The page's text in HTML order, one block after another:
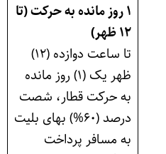
۱ روز مانده به حرکت (تا
۱۲ ظهر)
تا ساعت دوازده (۱۲)
ظهر یک (۱) روز مانده
به حرکت قطار، شصت
درصد (۶۰%) بهای بلیت
به مسافر پرداخت